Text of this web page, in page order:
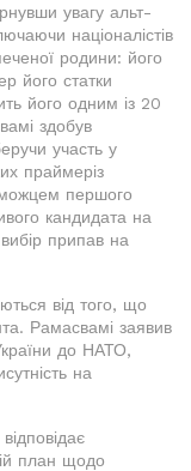
увагу альт-
націоналістів
родини: його
його статки
його одним із 20
здобув
участь у
праймеріз
першого
кандидата на
припав на
від того, що
Рамасвамі заявив
до НАТО,
на
план щодо